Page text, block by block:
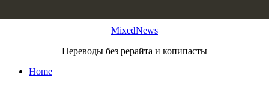
MixedNews
Переводы без рерайта и копипасты
Home